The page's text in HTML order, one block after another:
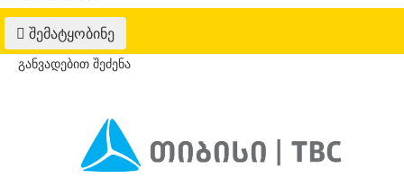
შემატყობინე
განვადებით შეძენა